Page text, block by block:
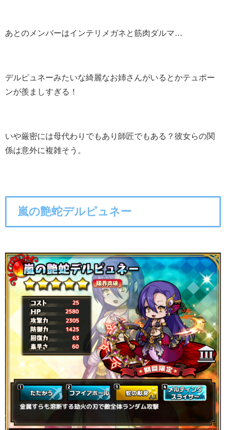
あとのメンバーはインテリメガネと筋肉ダルマ…
デルピュネーみたいな綺麗なお姉さんがいるとかテュポー
ンが羨ましすぎる！
いや厳密には母代わりでもあり師匠でもある？彼女らの関
係は意外に複雑そう。
嵐の艶蛇デルピュネー